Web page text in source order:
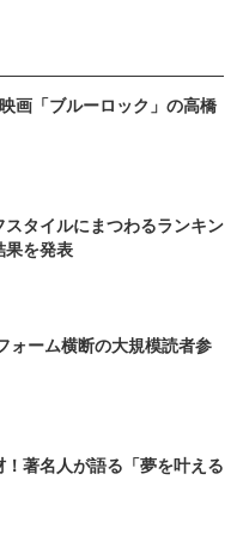
画「ブルーロック」の高橋
タイルにまつわるランキン
果を発表
ォーム横断の大規模読者参
著名人が語る「夢を叶える